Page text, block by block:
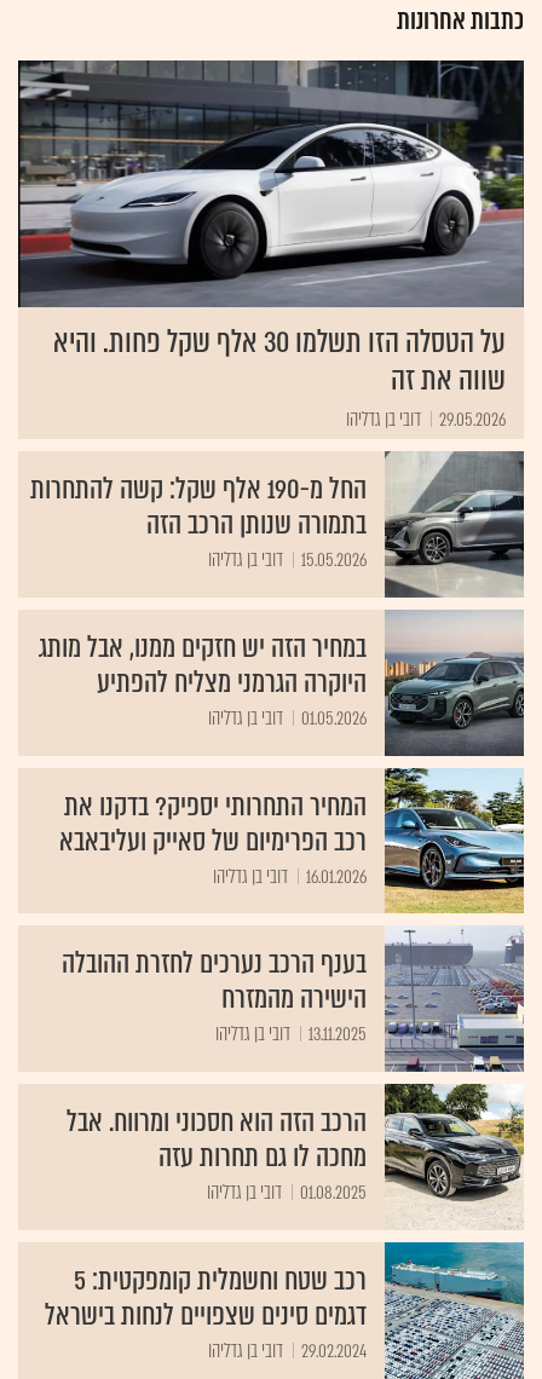
כתבות אחרונות
על הטסלה הזו תשלמו 30 אלף שקל פחות. והיא
שווה את זה
29.05.2026 דובי בן גדליהו
החל מ-190 אלף שקל: קשה להתחרות
בתמורה שנותן הרכב הזה
15.05.2026 דובי בן גדליהו
במחיר הזה יש חזקים ממנו, אבל מותג
היוקרה הגרמני מצליח להפתיע
01.05.2026 דובי בן גדליהו
המחיר התחרותי יספיק? בדקנו את
רכב הפרימיום של סאייק ועליבאבא
16.01.2026 דובי בן גדליהו
בענף הרכב נערכים לחזרת ההובלה
הישירה מהמזרח
13.11.2025 דובי בן גדליהו
הרכב הזה הוא חסכוני ומרווח. אבל
מחכה לו גם תחרות עזה
01.08.2025 דובי בן גדליהו
רכב שטח וחשמלית קומפקטית: 5
דגמים סינים שצפויים לנחות בישראל
29.02.2024 דובי בן גדליהו